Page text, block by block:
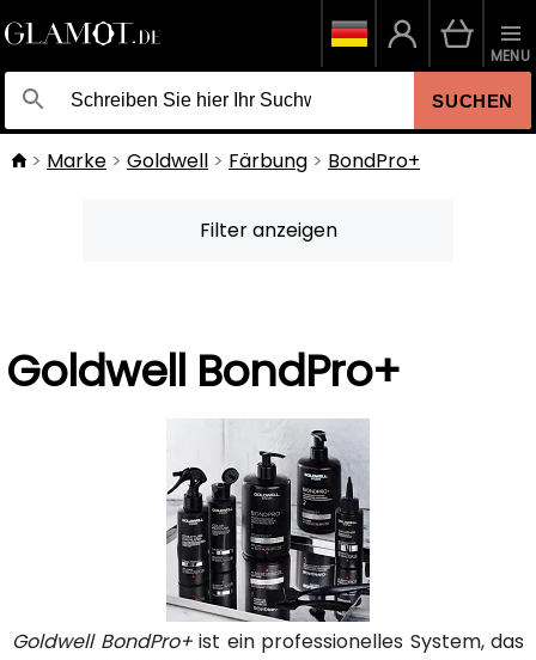
SUCHEN
MENU
Marke Goldwell Färbung BondPro+
Filter anzeigen
Goldwell BondPro+
Goldwell BondPro+ist ein professionelles System, das